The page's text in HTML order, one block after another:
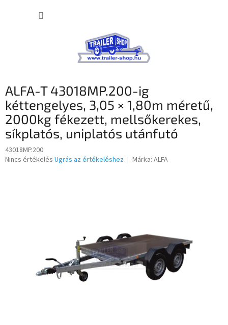
ALFA-T 43018MP.200-ig
kéttengelyes, 3,05 × 1,80m méretű,
2000kg fékezett, mellsőkerekes,
síkplatós, uniplatós utánfutó
43018MP.200
A
Nincs értékelés Ugrás az értékeléshez Márka: ALFA